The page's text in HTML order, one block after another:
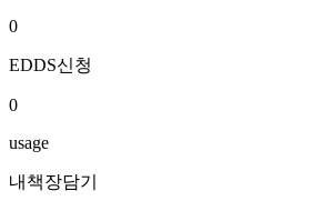
0
EDDS신청
0
usage
내책장담기